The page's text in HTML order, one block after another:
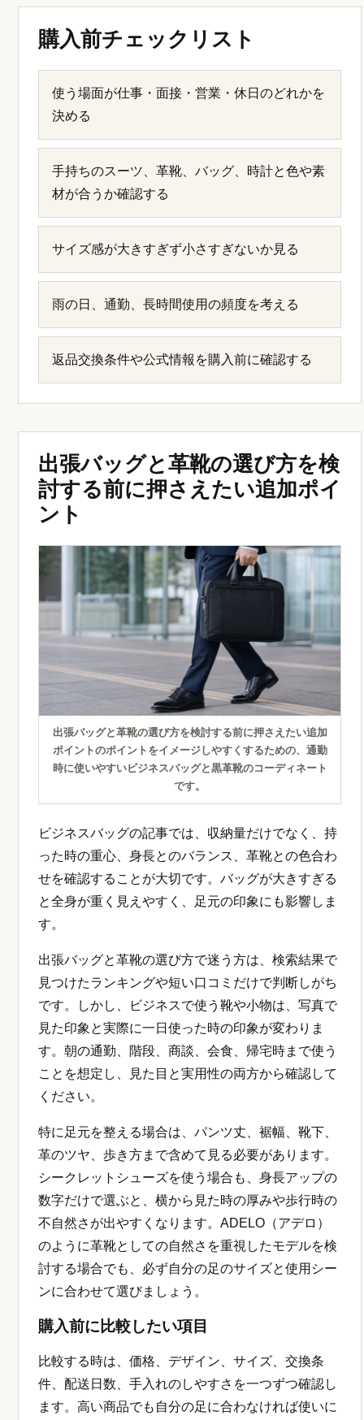
購入前チェックリスト
使う場面が仕事・面接・営業・休日のどれかを
決める
手持ちのスーツ、革靴、バッグ、時計と色や素
材が合うか確認する
サイズ感が大きすぎず小さすぎないか見る
雨の日、通勤、長時間使用の頻度を考える
返品交換条件や公式情報を購入前に確認する
出張バッグと革靴の選び方を検
討する前に押さえたい追加ポイ
ント
出張バッグと革靴の選び方を検討する前に押さえたい追加
ポイントのポイントをイメージしやすくするための、通勤
時に使いやすいビジネスバッグと黒革靴のコーディネート
です。
ビジネスバッグの記事では、収納量だけでなく、持
った時の重心、身長とのバランス、革靴との色合わ
せを確認することが大切です。バッグが大きすぎる
と全身が重く見えやすく、足元の印象にも影響しま
す。
出張バッグと革靴の選び方で迷う方は、検索結果で
見つけたランキングや短い口コミだけで判断しがち
です。しかし、ビジネスで使う靴や小物は、写真で
見た印象と実際に一日使った時の印象が変わりま
す。朝の通勤、階段、商談、会食、帰宅時まで使う
ことを想定し、見た目と実用性の両方から確認して
ください。
特に足元を整える場合は、パンツ丈、裾幅、靴下、
革のツヤ、歩き方まで含めて見る必要があります。
シークレットシューズを使う場合も、身長アップの
数字だけで選ぶと、横から見た時の厚みや歩行時の
不自然さが出やすくなります。ADELO（アデロ）
のように革靴としての自然さを重視したモデルを検
討する場合でも、必ず自分の足のサイズと使用シー
ンに合わせて選びましょう。
購入前に比較したい項目
比較する時は、価格、デザイン、サイズ、交換条
件、配送日数、手入れのしやすさを一つずつ確認し
ます。高い商品でも自分の足に合わなければ使いに